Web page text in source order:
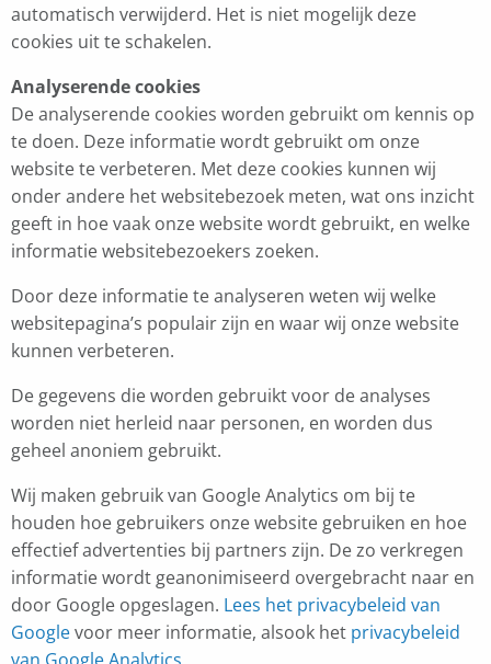
automatisch verwijderd. Het is niet mogelijk deze
cookies uit te schakelen.
Analyserende cookies
De analyserende cookies worden gebruikt om kennis op
te doen. Deze informatie wordt gebruikt om onze
website te verbeteren. Met deze cookies kunnen wij
onder andere het websitebezoek meten, wat ons inzicht
geeft in hoe vaak onze website wordt gebruikt, en welke
informatie websitebezoekers zoeken.
Door deze informatie te analyseren weten wij welke
websitepagina’s populair zijn en waar wij onze website
kunnen verbeteren.
De gegevens die worden gebruikt voor de analyses
worden niet herleid naar personen, en worden dus
geheel anoniem gebruikt.
Wij maken gebruik van Google Analytics om bij te
houden hoe gebruikers onze website gebruiken en hoe
effectief advertenties bij partners zijn. De zo verkregen
informatie wordt geanonimiseerd overgebracht naar en
door Google opgeslagen. Lees het privacybeleid van
Googlevoor meer informatie, alsook het privacybeleid